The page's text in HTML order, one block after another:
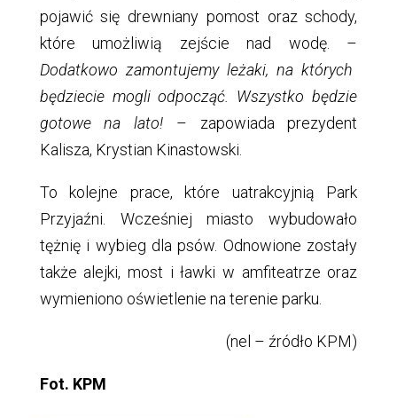
pojawić się drewniany pomost oraz schody,
które umożliwią zejście nad wodę. –
Dodatkowo zamontujemy leżaki, na których
będziecie mogli odpocząć. Wszystko będzie
gotowe na lato! – zapowiada prezydent
Kalisza, Krystian Kinastowski.
To kolejne prace, które uatrakcyjnią Park
Przyjaźni. Wcześniej miasto wybudowało
tężnię i wybieg dla psów. Odnowione zostały
także alejki, most i ławki w amfiteatrze oraz
wymieniono oświetlenie na terenie parku.
(nel – źródło KPM)
Fot. KPM